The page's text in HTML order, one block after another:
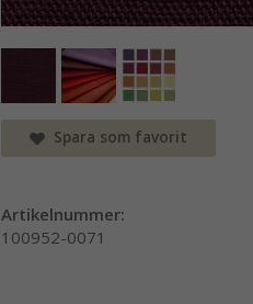
Spara som favorit
Artikelnummer:
100952-0071